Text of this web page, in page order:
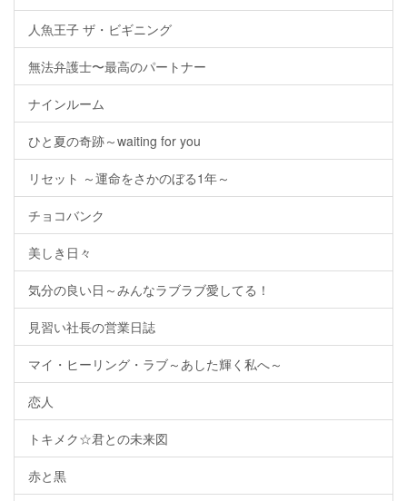
人魚王子 ザ・ビギニング
無法弁護士〜最高のパートナー
ナインルーム
ひと夏の奇跡～waiting for you
リセット ～運命をさかのぼる1年～
チョコバンク
美しき日々
気分の良い日～みんなラブラブ愛してる！
見習い社長の営業日誌
マイ・ヒーリング・ラブ～あした輝く私へ～
恋人
トキメク☆君との未来図
赤と黒